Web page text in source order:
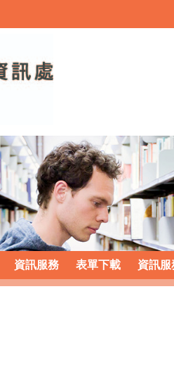
資訊服務 表單下載 資訊